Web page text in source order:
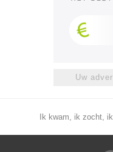
Uw
Ik kwam, ik zocht,